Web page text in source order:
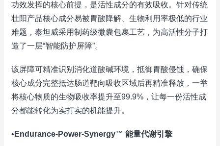
功效发挥的核心前提，是活性成分的有效吸收。针对传统
壮阳产品核心成分易被胃酸降解、生物利用率极低的行业
难题，泰坦威采用制药级微囊包裹工艺，为高活性分子打
造了一层“智能防护屏障”。
该屏障可精准识别消化道酸碱环境，抵御胃酸侵蚀，确保
核心成分完整抵达肠道靶向吸收区域后再精准释放，一举
将核心物质的生物吸收率提升至99.9%，让每一份活性成
分都能转化为实打实的机能提升。
• Endurance-Power-Synergy™ 能量代谢引擎